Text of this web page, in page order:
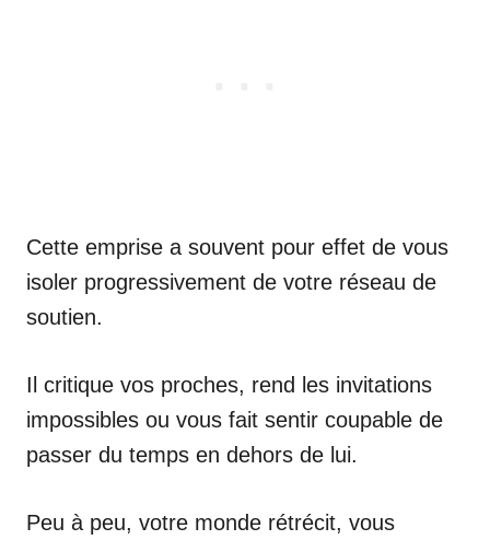
Cette emprise a souvent pour effet de vous
isoler progressivement de votre réseau de
soutien.
Il critique vos proches, rend les invitations
impossibles ou vous fait sentir coupable de
passer du temps en dehors de lui.
Peu à peu, votre monde rétrécit, vous